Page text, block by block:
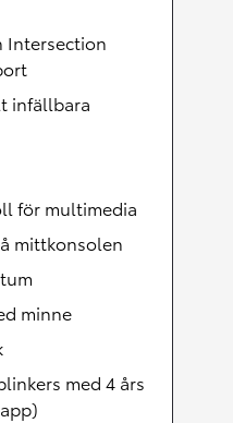
Intersection
infällbara
för multimedia
mittkonsolen
minne
med 4 års